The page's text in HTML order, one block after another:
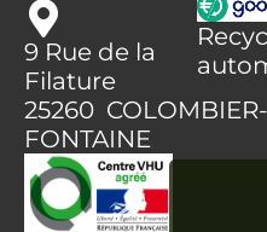
9 Rue de la
Filature
25260 COLOMBIER-
FONTAINE